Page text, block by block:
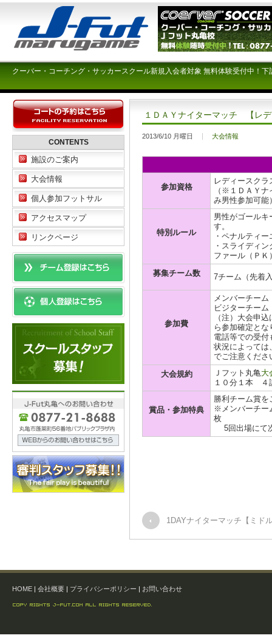
クーバー・コーチング・サッカースクール新規入会者対象 無料体験受付中！
１ＤＡＹナイターマッチ 【レ
2013/6/10 月曜日 大会情報
参加資格
レディースク
（※１ＤＡＹ
み男性参加可能
特別ルール
男性がゴール
す。
・ペナルティ
・スライディ
ファール（ＰＫ
募集チーム数
7チーム（先着
参加費
メンバーチー
ビジターチー
（注）大会申
ら参加確定とな
電話等での受
状況によっては
でご注意くださ
大会規約
Ｊフット丸亀 大
１０分１本 ４
賞品・参加特典
勝利チーム賞
※メンバーチー
枚
5回出場にて
1DAYナイターマッチ【ミド
CONTENTS
施設のご案内
大会情報
個人参加フットサル
アクセスマップ
リンクページ
HOME | 会社概要 | プライバシーポリシー | お問い合わせ